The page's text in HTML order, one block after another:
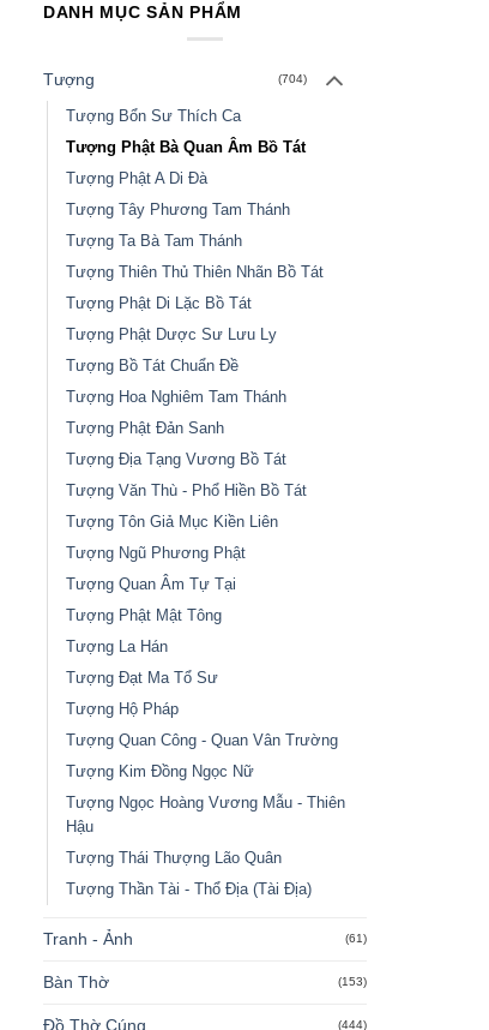
DANH MỤC SẢN PHẨM
Tượng (704)
Tượng Bổn Sư Thích Ca
Tượng Phật Bà Quan Âm Bồ Tát
Tượng Phật A Di Đà
Tượng Tây Phương Tam Thánh
Tượng Ta Bà Tam Thánh
Tượng Thiên Thủ Thiên Nhãn Bồ Tát
Tượng Phật Di Lặc Bồ Tát
Tượng Phật Dược Sư Lưu Ly
Tượng Bồ Tát Chuẩn Đề
Tượng Hoa Nghiêm Tam Thánh
Tượng Phật Đản Sanh
Tượng Địa Tạng Vương Bồ Tát
Tượng Văn Thù - Phổ Hiền Bồ Tát
Tượng Tôn Giả Mục Kiền Liên
Tượng Ngũ Phương Phật
Tượng Quan Âm Tự Tại
Tượng Phật Mật Tông
Tượng La Hán
Tượng Đạt Ma Tổ Sư
Tượng Hộ Pháp
Tượng Quan Công - Quan Vân Trường
Tượng Kim Đồng Ngọc Nữ
Tượng Ngọc Hoàng Vương Mẫu - Thiên
Hậu
Tượng Thái Thượng Lão Quân
Tượng Thần Tài - Thổ Địa (Tài Địa)
Tranh - Ảnh (61)
Bàn Thờ (153)
Đồ Thờ Cúng (444)